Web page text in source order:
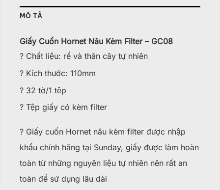
MÔ TẢ
Giấy Cuốn Hornet Nâu Kèm Filter – GC08
? Chất liệu: rể và thân cây tự nhiên
? Kích thước: 110mm
? 32 tờ/1 tệp
? Tệp giấy có kèm filter
? Giấy cuốn Hornet nâu kèm filter được nhập
khẩu chính hãng tại Sunday, giấy được làm hoàn
toàn từ những nguyên liệu tự nhiên nên rất an
toàn để sử dụng lâu dài